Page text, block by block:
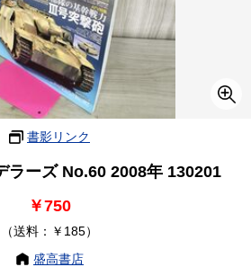
書影リンク
ーズ No.60 2008年 130201
￥750
（送料：￥185）
盛高書店